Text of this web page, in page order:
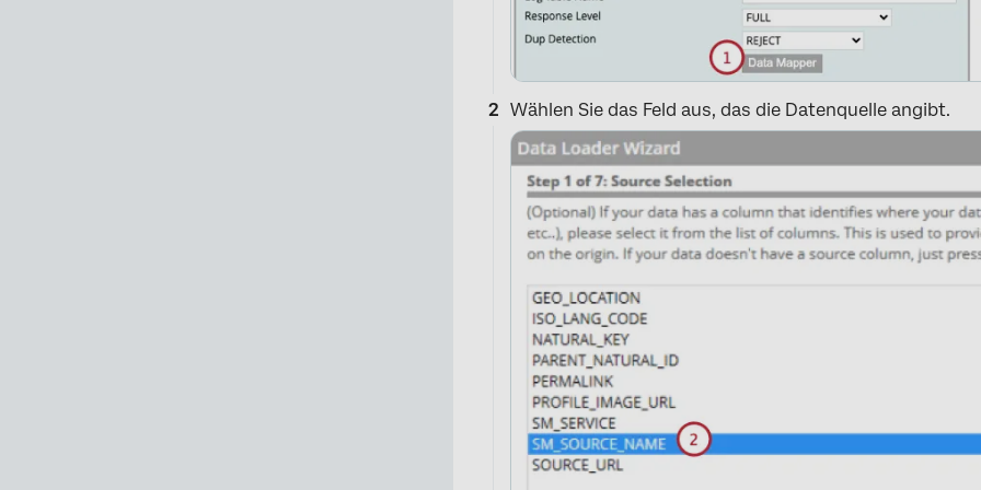
Wählen Sie das Feld aus, das die Datenquelle angibt.